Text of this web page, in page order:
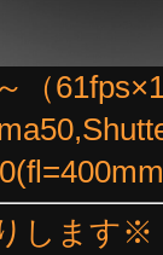
（
します※